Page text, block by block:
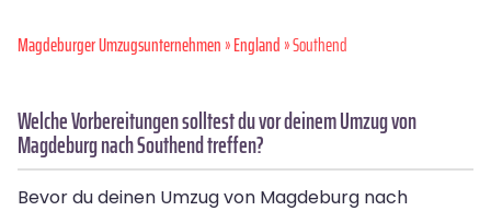
Magdeburger Umzugsunternehmen»England» Southend
Welche Vorbereitungen solltest du vor deinem Umzug von
Magdeburg nach Southend treffen?
Bevor du deinen Umzug von Magdeburg nach